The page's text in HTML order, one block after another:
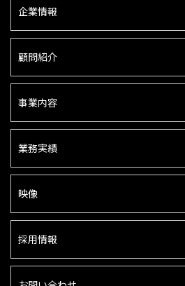
企業情報
顧問紹介
事業内容
業務実績
映像
採用情報